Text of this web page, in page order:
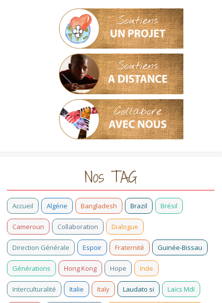
Nos TAG
Accueil Algérie Bangladesh Brazil Brésil
Cameroun Collaboration Dialogue
Direction Générale Espoir Fraternité Guinée-Bissau
Générations Hong Kong Hope Inde
Interculturalité Italie Italy Laudato si Laïcs MdI